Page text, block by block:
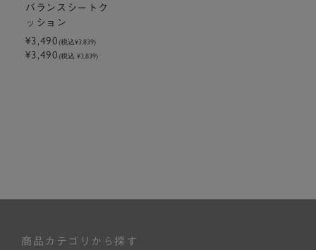
バランスシートク
ッション
¥3,490(税込¥3,839)
¥3,490(税込 ¥3,839)
商品カテゴリから探す